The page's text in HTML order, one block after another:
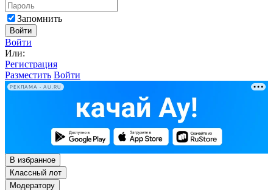
Запомнить
Войти
Войти
Или:
Регистрация
Разместить Войти
РЕКЛАМА • AU.RU
В избранное
Классный лот
Модератору